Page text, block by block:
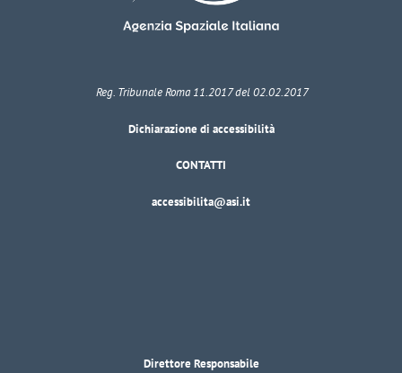
Reg. Tribunale Roma 11.2017 del 02.02.2017
Dichiarazione di accessibilità
CONTATTI
accessibilita@asi.it
Direttore Responsabile